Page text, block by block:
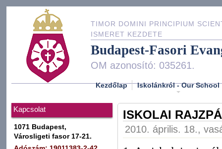
TIMOR DOMINI PRINCIPIUM
ISMERET KEZDETE
Budapest-Fasori
OM azonosító: 035261.
Kezdőlap Iskolánkról - Our School
Kapcsolat
1071 Budapest,
Városligeti fasor 17-21.
ISKOLAI
2010. április. 18.,